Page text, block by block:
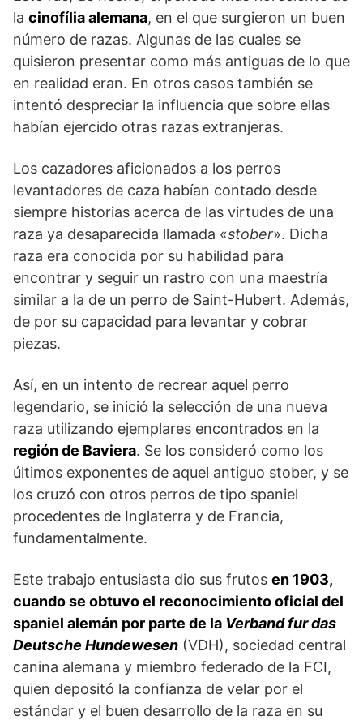
la cinofília alemana, en el que surgieron un buen
número de razas. Algunas de las cuales se
quisieron presentar como más antiguas de lo que
en realidad eran. En otros casos también se
intentó despreciar la influencia que sobre ellas
habían ejercido otras razas extranjeras.
Los cazadores aficionados a los perros
levantadores de caza habían contado desde
siempre historias acerca de las virtudes de una
raza ya desaparecida llamada «stober». Dicha
raza era conocida por su habilidad para
encontrar y seguir un rastro con una maestría
similar a la de un perro de Saint-Hubert. Además,
de por su capacidad para levantar y cobrar
piezas.
Así, en un intento de recrear aquel perro
legendario, se inició la selección de una nueva
raza utilizando ejemplares encontrados en la
región de Baviera. Se los consideró como los
últimos exponentes de aquel antiguo stober, y se
los cruzó con otros perros de tipo spaniel
procedentes de Inglaterra y de Francia,
fundamentalmente.
Este trabajo entusiasta dio sus frutos en 1903,
cuando se obtuvo el reconocimiento oficial del
spaniel alemán por parte de la Verband fur das
Deutsche Hundewesen (VDH), sociedad central
canina alemana y miembro federado de la FCI,
quien depositó la confianza de velar por el
estándar y el buen desarrollo de la raza en su